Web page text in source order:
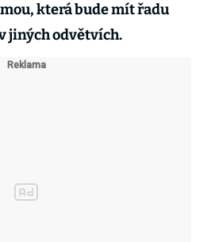
která bude mít řadu
jiných odvětvích.